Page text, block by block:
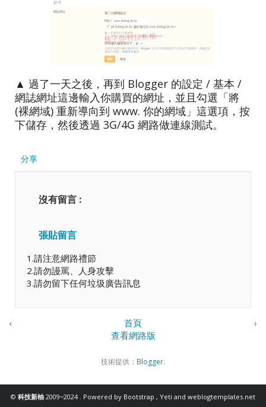
▲ 過了一天之後，再到 Blogger 的設定 / 基本 /
網誌網址這邊輸入你購買的網址，並且勾選「將
(裸網域) 重新導向到 www. 你的網域」這選項，按
下儲存，然後透過 3G/4G 網路做連線測試。
分享
沒有留言 :
張貼留言
1.請注意網路禮節
2.請勿謾罵、人身攻擊
3.請勿留下任何垃圾廣告訊息
‹ ›
首頁
查看網路版
技術提供： Blogger.
© 科技新柚 2009~2024 . Powered by Bootstrap , Yeti and weblogtemplates.net